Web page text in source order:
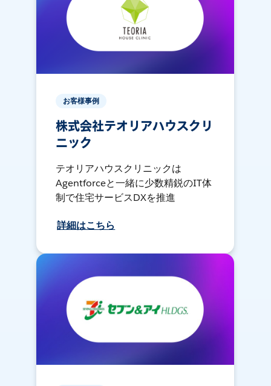
お客様事例
株式会社テオリアハウスクリ
ニック
テオリアハウスクリニックは
Agentforceと一緒に少数精鋭のIT体
制で住宅サービスDXを推進
詳細はこちら